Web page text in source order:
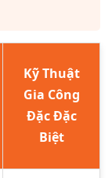
Kỹ Thuật
Gia Công
Đặc Đặc
Biệt